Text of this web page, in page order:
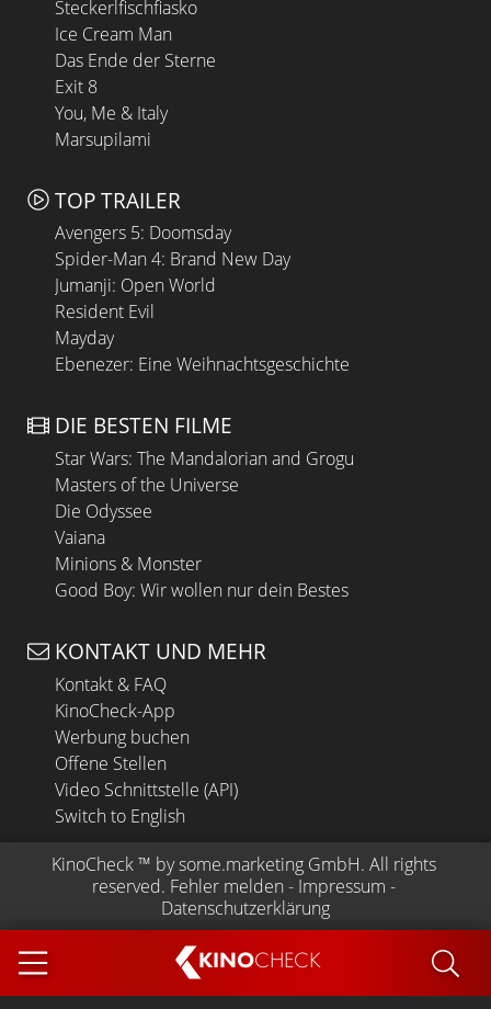
KINOCHECK
Steckerlfischfiasko
Ice Cream Man
Das Ende der Sterne
Exit 8
You, Me & Italy
Marsupilami
TOP TRAILER
Avengers 5: Doomsday
Spider-Man 4: Brand New Day
Jumanji: Open World
Resident Evil
Mayday
Ebenezer: Eine Weihnachtsgeschichte
DIE BESTEN FILME
Star Wars: The Mandalorian and Grogu
Masters of the Universe
Die Odyssee
Vaiana
Minions & Monster
Good Boy: Wir wollen nur dein Bestes
KONTAKT UND MEHR
Kontakt & FAQ
KinoCheck-App
Werbung buchen
Offene Stellen
Video Schnittstelle (API)
Switch to English
KinoCheck ™ by some.marketing GmbH. All rights
reserved. Fehler melden - Impressum -
Datenschutzerklärung